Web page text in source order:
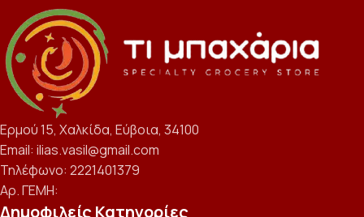
Ερμού 15, Χαλκίδα, Εύβοια, 34100
Email: ilias.vasil@gmail.com
Τηλέφωνο: 2221401379
Αρ. ΓΕΜΗ:
Δημοφιλείς Κατηγορίες